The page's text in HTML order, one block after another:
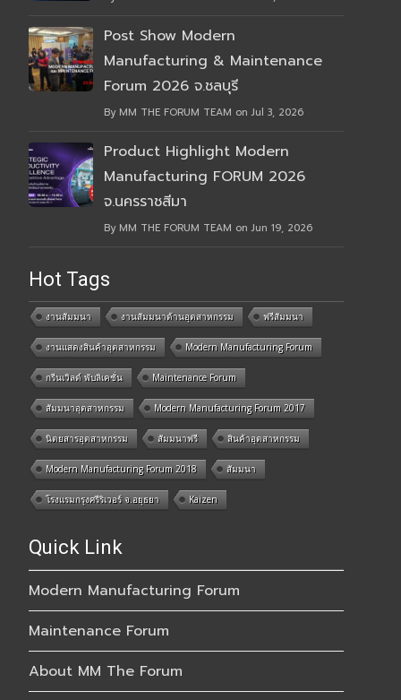
Post Show Modern
Manufacturing & Maintenance
Forum 2026 จ.ชลบุรี
By MM THE FORUM TEAM on Jul 3, 2026
Product Highlight Modern
Manufacturing FORUM 2026
จ.นครราชสีมา
By MM THE FORUM TEAM on Jun 19, 2026
Hot Tags
งานสัมมนา งานสัมมนาด้านอุตสาหกรรม ฟรีสัมมนา
งานแสดงสินค้าอุตสาหกรรม Modern Manufacturing Forum
กรีนเวิลด์ พับลิเคชั่น Maintenance Forum
สัมมนาอุตสาหกรรม Modern Manufacturing Forum 2017
นิตยสารอุตสาหกรรม สัมมนาฟรี สินค้าอุตสาหกรรม
Modern Manufacturing Forum 2018 สัมมนา
โรงแรมกรุงศรีริเวอร์ จ.อยุธยา Kaizen
Quick Link
Modern Manufacturing Forum
Maintenance Forum
About MM The Forum